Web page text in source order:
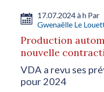
17.07.2024 à h Par
Gwenaëlle Le
Production
nouvelle
VDA a revu ses
pour 2024